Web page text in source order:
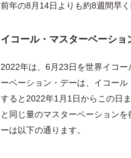
前年の8月14日よりも約8週間早く
イコール・マスターベーショ
2022年は、6月23日を世界イコ
ーベーション・デーは、イコー
すると2022年1月1日からこの日
と同じ量のマスターベーション
ーは以下の通ります。